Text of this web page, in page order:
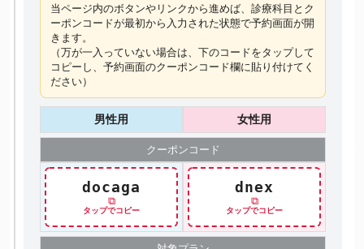
当ページ内のボタンやリンクから進めば、診療科目とク
ーポンコードが最初から入力された状態で予約画面が開
きます。
（万が一入っていない場合は、下のコードをタップ して
コピーし、予約画面のクーポンコード欄に貼り付けてく
ださい）
男性用 女性用
クーポン コード
docaga
⧉
タップでコピー
dnex
⧉
タップでコピー